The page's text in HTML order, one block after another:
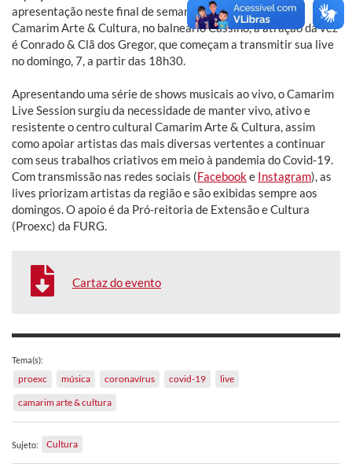
apresentação neste final de semana. Direto do palco do
Camarim Arte & Cultura, no balneário Cassino, a atração da vez
é Conrado & Clã dos Gregor, que começam a transmitir sua live
no domingo, 7, a partir das 18h30.
Apresentando uma série de shows musicais ao vivo, o Camarim
Live Session surgiu da necessidade de manter vivo, ativo e
resistente o centro cultural Camarim Arte & Cultura, assim
como apoiar artistas das mais diversas vertentes a continuar
com seus trabalhos criativos em meio à pandemia do Covid-19.
Com transmissão nas redes sociais (Facebooke Instagram), as
lives priorizam artistas da região e são exibidas sempre aos
domingos. O apoio é da Pró-reitoria de Extensão e Cultura
(Proexc) da FURG.
Cartaz do evento
Tema(s):
proexc música coronavírus covid-19
live
camarim arte & cultura
Sujeto: Cultura